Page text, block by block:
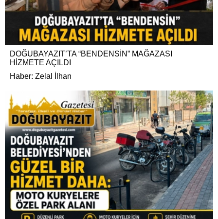
DOĞUBAYAZIT’TA “BENDENSİN” MAĞAZASI
HİZMETE AÇILDI
Haber: Zelal İlhan